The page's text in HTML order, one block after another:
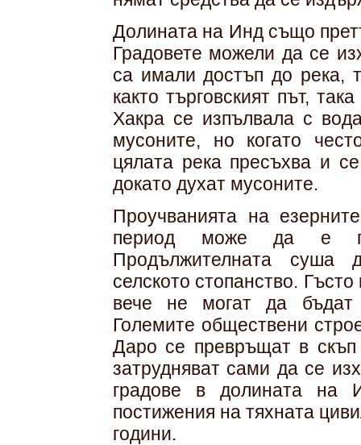
Долината на Инд също
Градовете можели да се
са имали достъп до река,
както търговският път,
Хакра се изпълвала с
мусоните, но когато
цялата река пресъхва и
докато духат мусоните.
Проучванията на
период може да е
Продължителната
селското стопанство.
вече не могат да бъдат
Големите обществени
Даро се превръщат в скъп
затрудняват сами да се
градове в долината на
постижения на тяхната
години.